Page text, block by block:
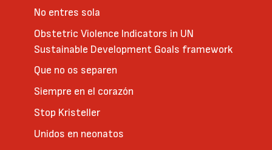
No entres sola
Obstetric Violence Indicators in UN
Sustainable Development Goals framework
Que no os separen
Siempre en el corazón
Stop Kristeller
Unidos en neonatos